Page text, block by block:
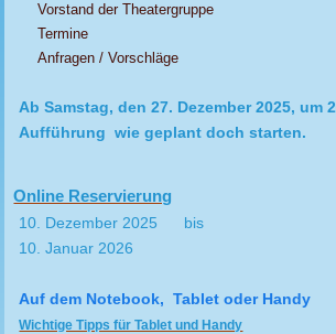
Vorstand der Theatergruppe
Termine
Anfragen / Vorschläge
Ab Samstag, den 27. Dezember 2025, um
Aufführung wie geplant doch starten.
Online Reservierung
10. Dezember 2025 bis
10. Januar 2026
Auf dem Notebook, Tablet oder Handy
Wichtige Tipps für Tablet und Handy